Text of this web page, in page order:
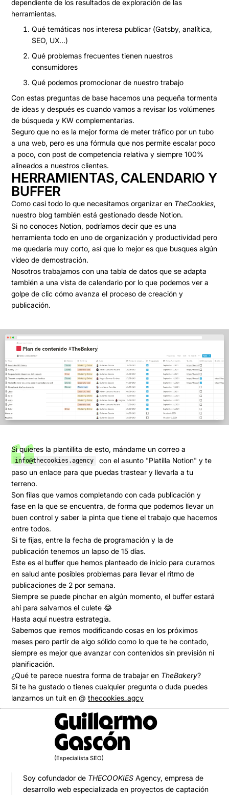
dependiente de los resultados de exploración de las
herramientas.
Qué temáticas nos interesa publicar (Gatsby, analítica,
SEO, UX...)
Qué problemas frecuentes tienen nuestros
consumidores
Qué podemos promocionar de nuestro trabajo
Con estas preguntas de base hacemos una pequeña tormenta
de ideas y después es cuando vamos a revisar los volúmenes
de búsqueda y KW complementarias.
Seguro que no es la mejor forma de meter tráfico por un tubo
a una web, pero es una fórmula que nos permite escalar poco
a poco, con post de competencia relativa y siempre 100%
alineados a nuestros clientes.
HERRAMIENTAS, CALENDARIO Y
BUFFER
Como casi todo lo que necesitamos organizar en TheCookies,
nuestro blog también está gestionado desde Notion.
Si no conoces Notion, podríamos decir que es una
herramienta todo en uno de organización y productividad pero
me quedaría muy corto, así que lo mejor es que busques algún
vídeo de demostración.
Nosotros trabajamos con unatabla de datos que se adapta
también a una vista de calendariopor lo que podemos ver a
golpe de clic cómo avanza el proceso de creación y
publicación.
Si quieres la plantillita de esto, mándame un correo a
info@thecookies.agency con el asunto "Platilla Notion" y te
paso un enlace para que puedas trastear y llevarla a tu
terreno.
Son filas que vamos completando con cada publicación y
fase en la que se encuentra, de forma que podemos llevar un
buen control y saber la pinta que tiene el trabajo que hacemos
entre todos.
Si te fijas, entre la fecha de programación y la de
publicacióntenemos un lapso de 15 días.
Este es el buffer que hemos planteadode inicio para curarnos
en salud ante posibles problemas para llevar el ritmo de
publicaciones de 2 por semana.
Siempre se puede pinchar en algún momento, el buffer estará
ahí para salvarnos el culete 😂
Hasta aquí nuestra estrategia.
Sabemos que iremos modificando cosas en los próximos
meses pero partir de algo sólido como lo que te he contado,
siempre es mejor que avanzar con contenidos sin previsión ni
planificación.
¿Qué te parece nuestra forma de trabajar en TheBakery?
Si te ha gustado o tienes cualquier pregunta o duda puedes
lanzarnos un tuit en @thecookies_agcy
Guillermo
Gascón
(Especialista SEO)
Soy cofundador de THECOOKIES Agency, empresa de
desarrollo web especializada en proyectos de captación